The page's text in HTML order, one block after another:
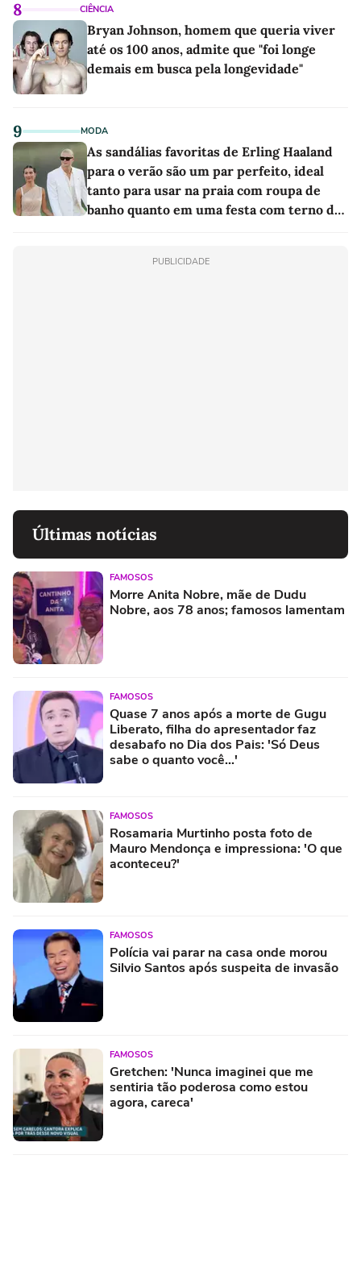
8 CIÊNCIA
Bryan Johnson, homem que queria viver
até os 100 anos, admite que "foi longe
demais em busca pela longevidade"
9 MODA
As sandálias favoritas de Erling Haaland
para o verão são um par perfeito, ideal
tanto para usar na praia com roupa de
banho quanto em uma festa com terno de
PUBLICIDADE
Últimas notícias
FAMOSOS
Morre Anita Nobre, mãe de Dudu
Nobre, aos 78 anos; famosos lamentam
FAMOSOS
Quase 7 anos após a morte de Gugu
Liberato, filha do apresentador faz
desabafo no Dia dos Pais: 'Só Deus
sabe o quanto você...'
FAMOSOS
Rosamaria Murtinho posta foto de
Mauro Mendonça e impressiona: 'O que
aconteceu?'
FAMOSOS
Polícia vai parar na casa onde morou
Silvio Santos após suspeita de invasão
FAMOSOS
Gretchen: 'Nunca imaginei que me
sentiria tão poderosa como estou
agora, careca'